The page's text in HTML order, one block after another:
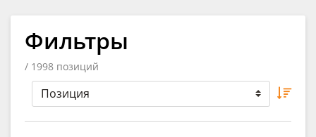
Фильтры
/ 1998 позиций